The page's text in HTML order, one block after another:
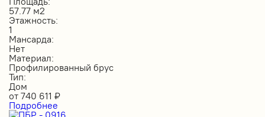
57.77 м2
Этажность:
1
Мансарда:
Нет
Материал:
Профилированный брус
Тип:
Дом
от 740 611 ₽
Подробнее